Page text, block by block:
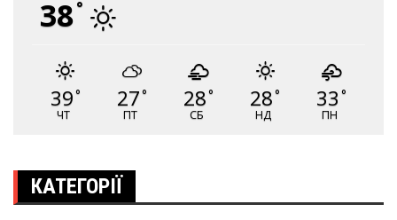
38°
39°
ЧТ
27°
ПТ
28°
СБ
28°
НД
33 °
ПН
КАТЕГОРІЇ